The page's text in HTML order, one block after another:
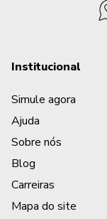
Institucional
Simule agora
Ajuda
Sobre nós
Blog
Carreiras
Mapa do site